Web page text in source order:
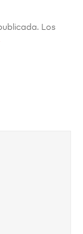
Los